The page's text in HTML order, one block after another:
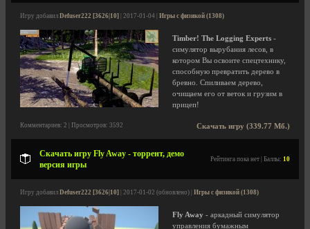
Игру добавил Defuser222 [3626|10] | 2017-01-04 | Игры с физикой (1308)
Timber! The Logging Experts -
симулятор вырубания лесов, в
котором Вы освоите спецтехнику,
способную превратить дерево в
бревно. Спиливаем дерево,
очищаем его от веток и грузим в
прицеп!
Скачать игру (339.77 Мб.)
Комментариев: 2 | Просмотров: 3592
Скачать игру Fly Away - торрент, демо
версия игры
Рейтинга пока нет | Баллы: 10
Игру добавил Defuser222 [3626|10] | 2017-01-02 (обновлено) | Игры с физикой (1308)
Fly Away - аркадный симулятор
управления бумажным